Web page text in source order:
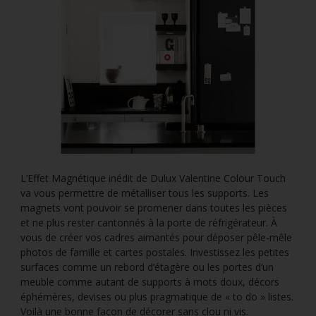
L’Effet Magnétique inédit de Dulux Valentine Colour Touch
va vous permettre de métalliser tous les supports. Les
magnets vont pouvoir se promener dans toutes les pièces
et ne plus rester cantonnés à la porte de réfrigérateur. À
vous de créer vos cadres aimantés pour déposer pêle-mêle
photos de famille et cartes postales. Investissez les petites
surfaces comme un rebord d’étagère ou les portes d’un
meuble comme autant de supports à mots doux, décors
éphémères, devises ou plus pragmatique de « to do » listes.
Voilà une bonne façon de décorer sans clou ni vis.